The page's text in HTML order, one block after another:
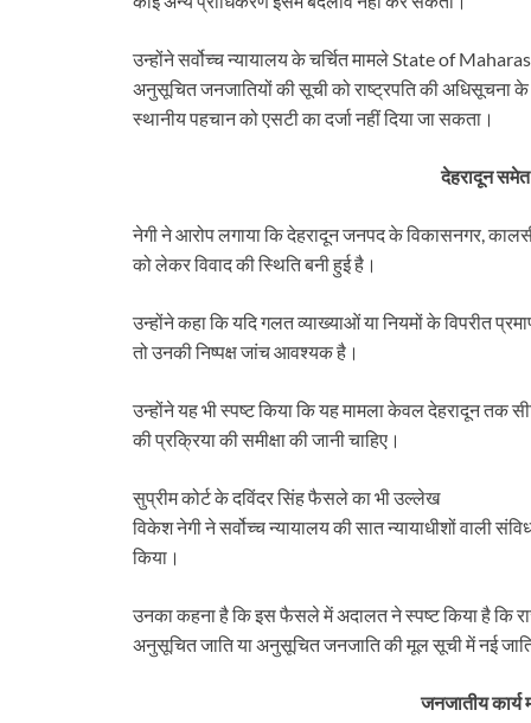
उन्होंने सर्वोच्च न्यायालय के चर्चित मामले State of
अनुसूचित जनजातियों की सूची को राष्ट्रपति की अधिसूचना के
स्थानीय पहचान को एसटी का दर्जा नहीं दिया जा सकता।
देहरादून समेत
नेगी ने आरोप लगाया कि देहरादून जनपद के विकासनगर,
को लेकर विवाद की स्थिति बनी हुई है।
उन्होंने कहा कि यदि गलत व्याख्याओं या नियमों के विपरीत
तो उनकी निष्पक्ष जांच आवश्यक है।
उन्होंने यह भी स्पष्ट किया कि यह मामला केवल देहरादून तक
की प्रक्रिया की समीक्षा की जानी चाहिए।
सुप्रीम कोर्ट के दविंदर सिंह फैसले का भी उल्लेख
विकेश नेगी ने सर्वोच्च न्यायालय की सात न्यायाधीशों
किया।
उनका कहना है कि इस फैसले में अदालत ने स्पष्ट किया है कि
अनुसूचित जाति या अनुसूचित जनजाति की मूल सूची में नई
जनजातीय कार्य